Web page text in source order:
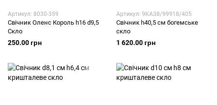
Артикул: 8030-359
Свічник Оленс Король h16 d9,5
Скло
250.00 грн
Артикул: 9KA38/99918/405
Свічник h40,5 см богемське
скло
1 620.00 грн